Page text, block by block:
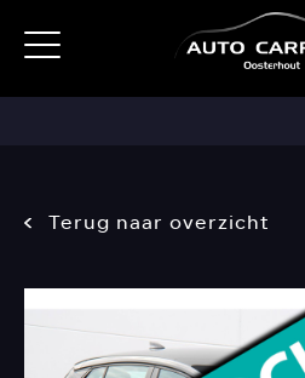
Terug naar overzicht